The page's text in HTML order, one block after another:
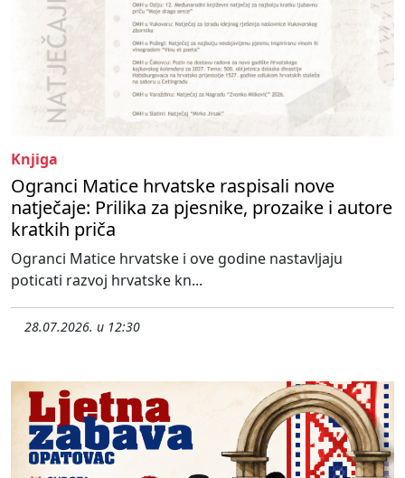
Knjiga
Ogranci Matice hrvatske raspisali nove
natječaje: Prilika za pjesnike, prozaike i autore
kratkih priča
Ogranci Matice hrvatske i ove godine nastavljaju
poticati razvoj hrvatske kn...
28.07.2026. u 12:30